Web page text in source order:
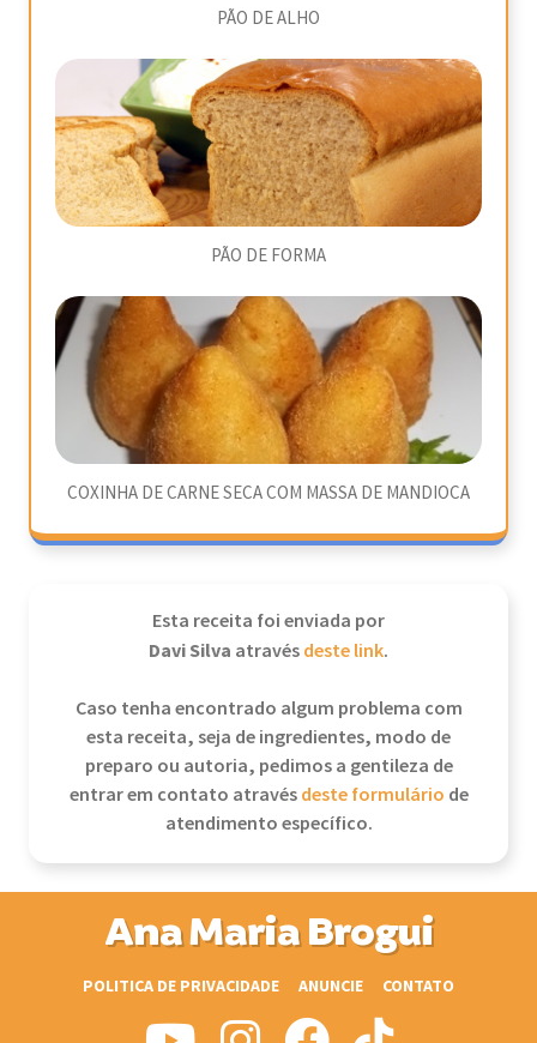
PÃO DE ALHO
PÃO DE FORMA
COXINHA DE CARNE SECA COM MASSA DE MANDIOCA
Esta receita foi enviada por
Davi Silva atravésdeste link.
Caso tenha encontrado algum problema com
esta receita, seja de ingredientes, modo de
preparo ou autoria, pedimos a gentileza de
entrar em contato atravésdeste formulário de
atendimento específico.
Ana Maria Brogui
POLITICA DE PRIVACIDADE ANUNCIE CONTATO